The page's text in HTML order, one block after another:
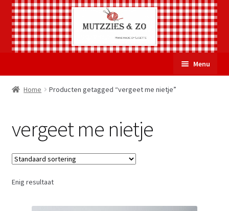
naar
de
Menu
Welkom
Gastenboek
Home Producten getagged “vergeet me nietje”
vergeet me nietje
Enig resultaat